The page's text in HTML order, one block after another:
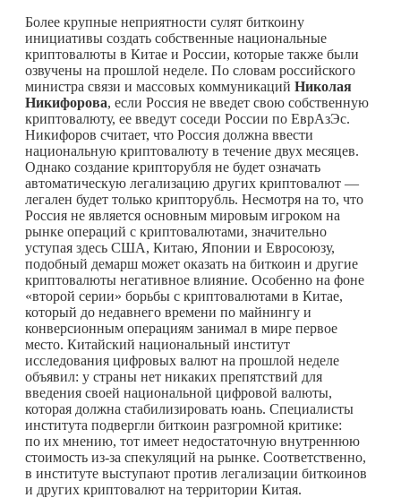
Более крупные неприятности сулят биткоину
инициативы создать собственные национальные
криптовалюты в Китае и России, которые также были
озвучены на прошлой неделе. По словам российского
министра связи и массовых коммуникаций Николая
Никифорова, если Россия не введет свою собственную
криптовалюту, ее введут соседи России по ЕврАзЭс.
Никифоров считает, что Россия должна ввести
национальную криптовалюту в течение двух месяцев.
Однако создание крипторубля не будет означать
автоматическую легализацию других криптовалют —
легален будет только крипторубль. Несмотря на то, что
Россия не является основным мировым игроком на
рынке операций с криптовалютами, значительно
уступая здесь США, Китаю, Японии и Евросоюзу,
подобный демарш может оказать на биткоин и другие
криптовалюты негативное влияние. Особенно на фоне
«второй серии» борьбы с криптовалютами в Китае,
который до недавнего времени по майнингу и
конверсионным операциям занимал в мире первое
место. Китайский национальный институт
исследования цифровых валют на прошлой неделе
объявил: у страны нет никаких препятствий для
введения своей национальной цифровой валюты,
которая должна стабилизировать юань. Специалисты
института подвергли биткоин разгромной критике:
по их мнению, тот имеет недостаточную внутреннюю
стоимость из-за спекуляций на рынке. Соответственно,
в институте выступают против легализации биткоинов
и других криптовалют на территории Китая.